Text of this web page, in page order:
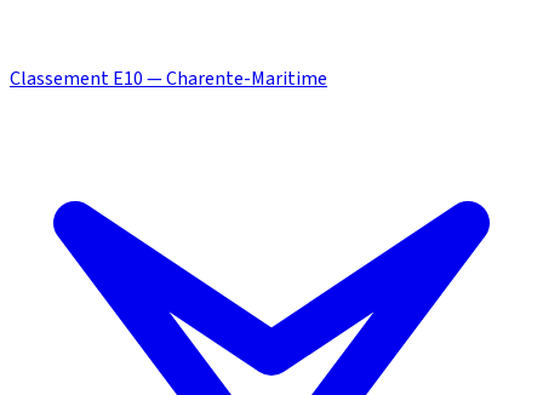
Classement E10 — Charente-Maritime